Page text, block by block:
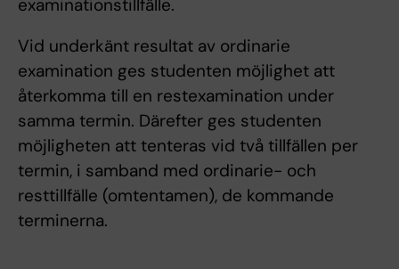
examinationstillfälle.
Vid underkänt resultat av ordinarie
examination ges studenten möjlighet att
återkomma till en restexamination under
samma termin. Därefter ges studenten
möjligheten att tenteras vid två tillfällen per
termin, i samband med ordinarie- och
resttillfälle (omtentamen), de kommande
terminerna.